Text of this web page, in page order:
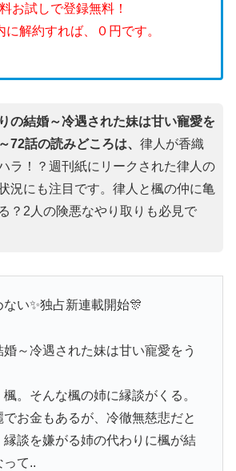
お試しで登録無料！
に解約すれば、０円です。
の結婚～冷遇された妹は甘い寵愛を
72話の読みどころは、 律人が香織
ラ！？週刊紙にリークされた律人の
況にも注目です。律人と楓の仲に亀
？2人の険悪なやり取りも必見で
い✨独占新連載開始🎊
婚～冷遇された妹は甘い寵愛をう
。そんな楓の姉に縁談がくる。
お金もあるが、冷徹無慈悲だと
縁談を嫌がる姉の代わりに楓が結
って..